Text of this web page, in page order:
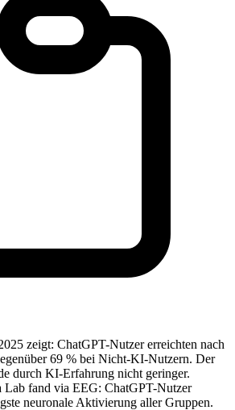
zeigt: ChatGPT-Nutzer erreichten nach
69 % bei Nicht-KI-Nutzern. Der
durch KI-Erfahrung nicht geringer.
fand via EEG: ChatGPT-Nutzer
neuronale Aktivierung aller Gruppen.